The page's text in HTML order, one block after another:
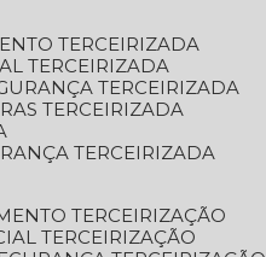
TERCEIRIZADA
TERCEIRIZADA
TERCEIRIZADA
TERCEIRIZADA
TERCEIRIZADA
TERCEIRIZAÇÃO
TERCEIRIZAÇÃO